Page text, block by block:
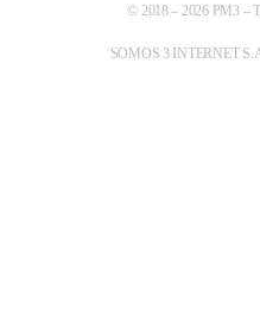
© 2018 – 2026 PM3 –
SOMOS 3 INTERNET